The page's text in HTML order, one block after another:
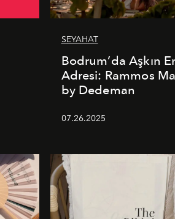
SEYAHAT
Bodrum’da Aşkın
Adresi: Rammos
by Dedeman
07.26.2025